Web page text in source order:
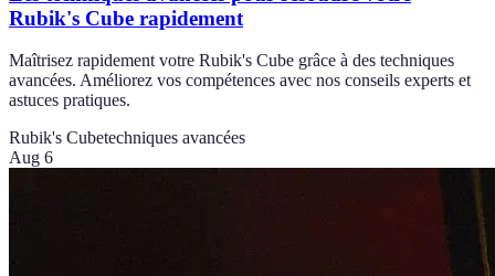
Rubik's Cube rapidement
Maîtrisez rapidement votre Rubik's Cube grâce à des techniques
avancées. Améliorez vos compétences avec nos conseils experts et
astuces pratiques.
Rubik's Cubetechniques avancées
Aug 6